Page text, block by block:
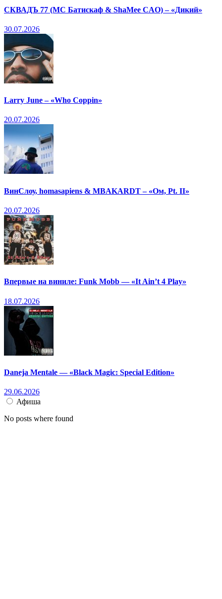
СКВАДЪ 77 (МС Батискаф & ShaMee CAO) – «Дикий»
30.07.2026
Larry June – «Who Coppin»
20.07.2026
ВинСлоу, homasapiens & MBAKARDT – «Ом, Pt. II»
20.07.2026
Впервые на виниле: Funk Mobb — «It Ain’t 4 Play»
18.07.2026
Daneja Mentale — «Black Magic: Special Edition»
29.06.2026
Афиша
No posts where found